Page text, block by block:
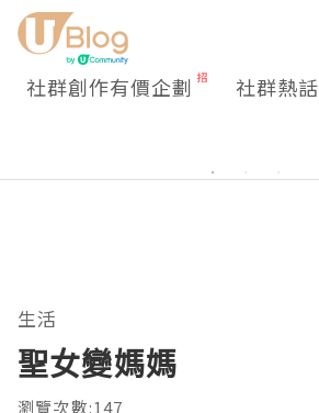
社群創作有價企劃 社群熱話
生活
聖女變媽媽
瀏覽次數:147